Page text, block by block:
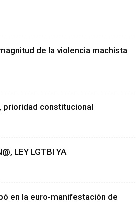
de la violencia machista
prioridad constitucional
LEY LGTBI YA
en la euro-manifestación de